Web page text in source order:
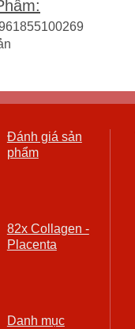
:
Đánh giá sản
phẩm
82x Collagen -
Placenta
Danh mục